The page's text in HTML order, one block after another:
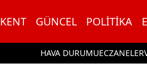
KENT GÜNCEL POLITIKA
HAVA DURUMUECZANELER